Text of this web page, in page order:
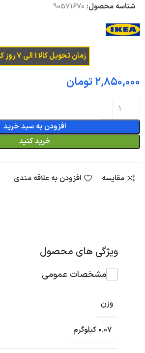
شناسه محصول: 90571670
زمان تحویل کالا 1 الی 7 روز کاری می باشد
تومان
افزودن به سبد خرید
خرید کنید
مقایسه افزودن به علاقه مندی
ویژگی های محصول
مشخصات عمومی
وزن
0.07 کیلوگرم